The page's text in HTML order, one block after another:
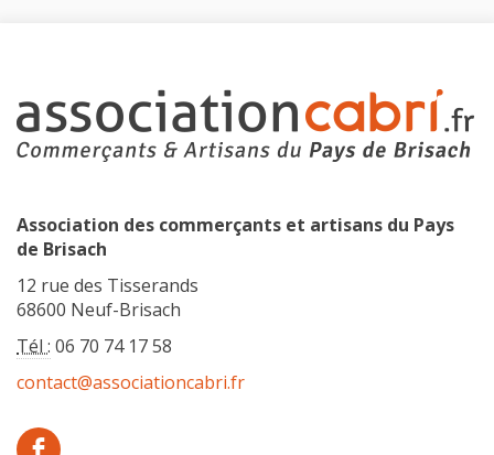
Association des commerçants et artisans du Pays
de Brisach
12 rue des Tisserands
68600 Neuf-Brisach
Tél : 06 70 74 17 58
contact@associationcabri.fr